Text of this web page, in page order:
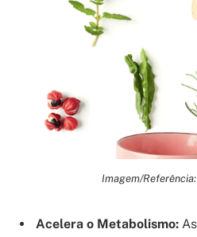
Imagem/
Acelera o Metabolismo: